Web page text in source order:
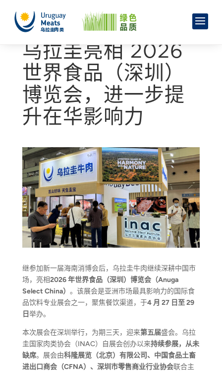
乌拉圭亮相 2026
世界食品（深圳）
博览会，进一步提
升在华影响力
继参加新一届海南消博会后，乌拉圭牛肉继续深耕中国市
场，亮相2026年世界食品（深圳 ） 博览会（Anuga
Select China） 。该展会是亚洲市场最具影响力的国际食
品饮料专业展会之一，聚焦餐饮渠道，于4 月 27 日至29
日举办。
本次展会在深圳举行，为期三天，迎来第五届盛会。乌拉
圭国家肉类协会（INAC）自展会创办以来持续参展，从未
缺席。展会由科隆展览（北京）有限公司、中国食品土畜
进出口商会（CFNA）、深圳市零售商业行业协会联合主